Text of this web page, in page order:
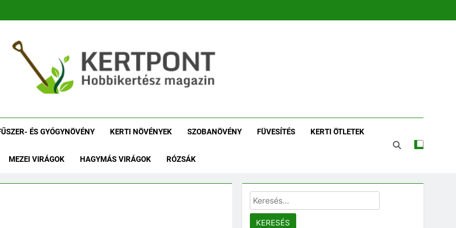
Növényhatározó
ÉS GYÓGYNÖVÉNY KERTI NÖVÉNYEK SZOBANÖVÉNY FÜVESÍTÉS KERTI ÖTLETEK
MEZEI VIRÁGOK HAGYMÁS VIRÁGOK RÓZSÁK
Keresés: